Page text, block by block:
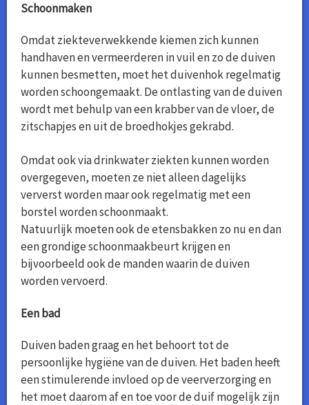
Schoonmaken
Omdat ziekteverwekkende kiemen zich kunnen
handhaven en vermeerderen in vuil en zo de duiven
kunnen besmetten, moet het duivenhok regelmatig
worden schoongemaakt. De ontlasting van de duiven
wordt met behulp van een krabber van de vloer, de
zitschapjes en uit de broedhokjes gekrabd.
Omdat ook via drinkwater ziekten kunnen worden
overgegeven, moeten ze niet alleen dagelijks
ververst worden maar ook regelmatig met een
borstel worden schoonmaakt.
Natuurlijk moeten ook de etensbakken zo nu en dan
een grondige schoonmaakbeurt krijgen en
bijvoorbeeld ook de manden waarin de duiven
worden vervoerd.
Een bad
Duiven baden graag en het behoort tot de
persoonlijke hygiëne van de duiven. Het baden heeft
een stimulerende invloed op de veerverzorging en
het moet daarom af en toe voor de duif mogelijk zijn